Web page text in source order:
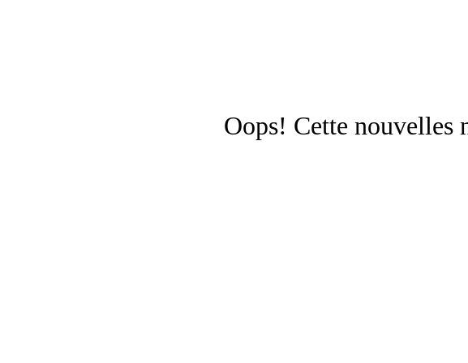
Oops! Cette nouvelles